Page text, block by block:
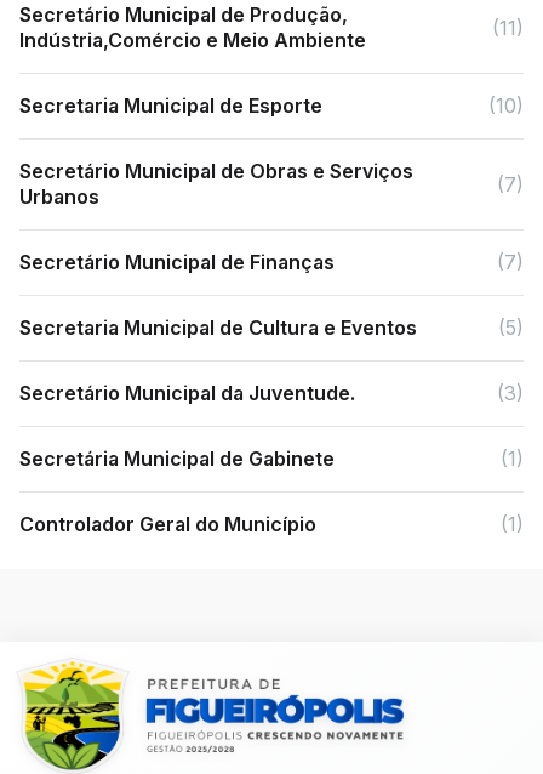
Secretário Municipal de Produção,
Indústria,Comércio e Meio Ambiente
(11)
Secretaria Municipal de Esporte (10)
Secretário Municipal de Obras e Serviços
Urbanos
(7)
Secretário Municipal de Finanças (7)
Secretaria Municipal de Cultura e Eventos (5)
Secretário Municipal da Juventude. (3)
Secretária Municipal de Gabinete (1)
Controlador Geral do Município (1)